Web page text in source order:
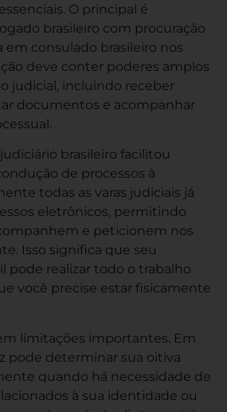
O principal é
brasileiro com procuração
consulado brasileiro nos
deve conter poderes amplos
judicial, incluindo receber
documentos e acompanhar
brasileiro facilitou
de processos à
todas as varas judiciais já
eletrônicos, permitindo
e peticionem nos
Isso significa que seu
pode realizar todo o trabalho
você precise estar fisicamente
limitações importantes. Em
pode determinar sua oitiva
quando há necessidade de
à sua identidade ou